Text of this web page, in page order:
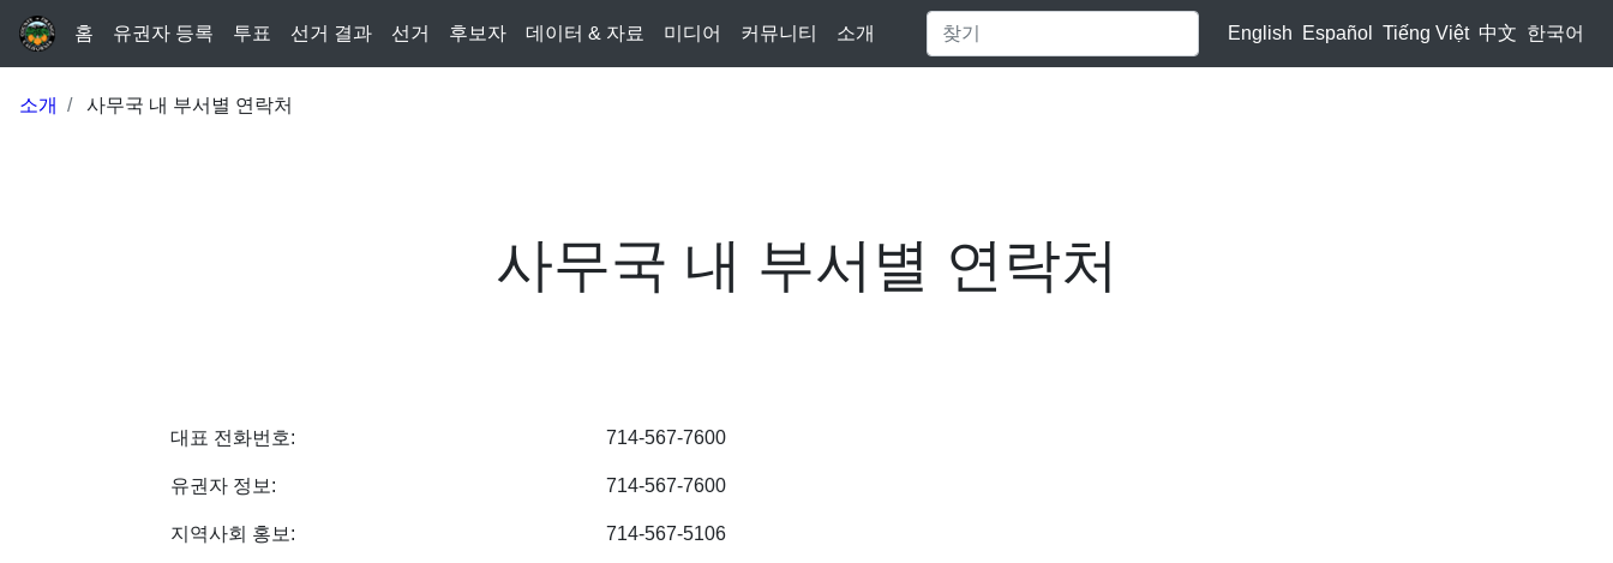
홈 유권자 등록 투표 선거 결과 선거 후보자 데이터 & 자료 미디어 커뮤니티 소개 English Español Tiếng Việt 中文 한국어
소개 사무국 내 부서별 연락처
사무국 내 부서별 연락처
대표 전화번호: 714-567-7600
유권자 정보: 714-567-7600
지역사회 홍보: 714-567-5106